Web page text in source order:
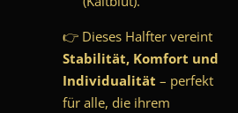
👉 Dieses Halfter vereint
Stabilität, Komfort und
Individualität – perfekt
für alle, die ihrem